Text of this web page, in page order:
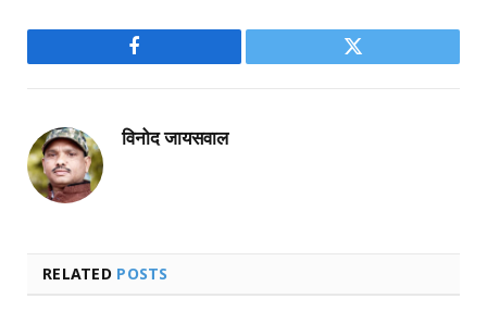
Facebook Twitter
विनोद जायसवाल
RELATED POSTS